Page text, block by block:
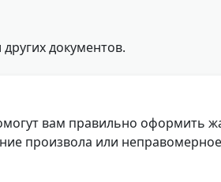
документов.
вам правильно оформить
произвола или